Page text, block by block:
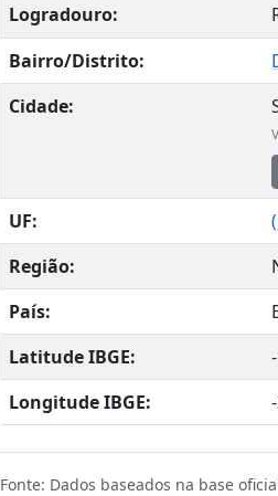
Logradouro:
Bairro/Distrito:
Cidade:
UF: (
Região:
País:
Latitude IBGE:
Longitude IBGE:
Fonte: Dados baseados na base